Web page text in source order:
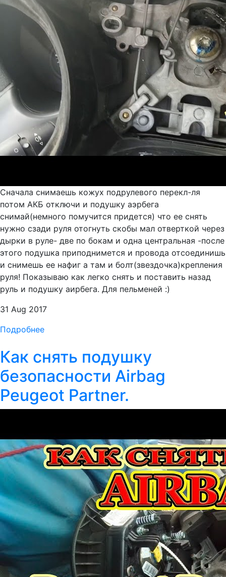
Сначала снимаешь кожух подрулевого перекл-ля
потом АКБ отключи и подушку аэрбега
снимай(немного помучится придется) что ее снять
нужно сзади руля отогнуть скобы мал отверткой через
дырки в руле- две по бокам и одна центральная -после
этого подушка приподнимется и провода отсоединишь
и снимешь ее нафиг а там и болт(звездочка)крепления
руля! Показываю как легко снять и поставить назад
руль и подушку аирбега. Для пельменей :)
31 Aug 2017
Подробнее
Как снять подушку
безопасности Airbag
Peugeot Partner.